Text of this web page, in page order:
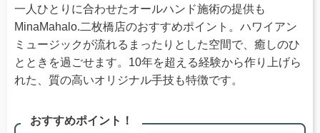
一人ひとりに合わせたオールハンド施術の提供も
MinaMahalo.二枚橋店のおすすめポイント。ハワイアン
ミュージックが流れるまったりとした空間で、癒しのひ
とときを過ごせます。10年を超える経験から作り上げら
れた、質の高いオリジナル手技も特徴です。
おすすめポイント！